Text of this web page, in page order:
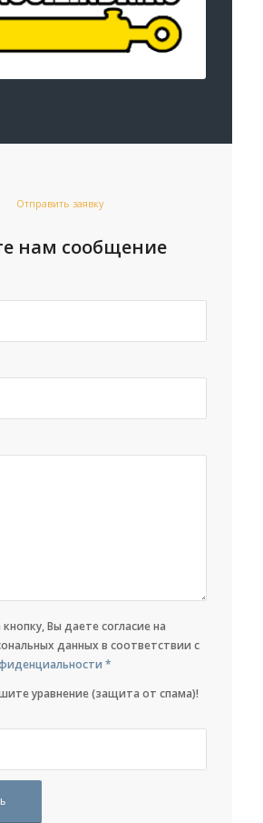
Отправить заявку
нам сообщение
Вы даете согласие на
данных в соответствии с
*
уравнение (защита от спама)!